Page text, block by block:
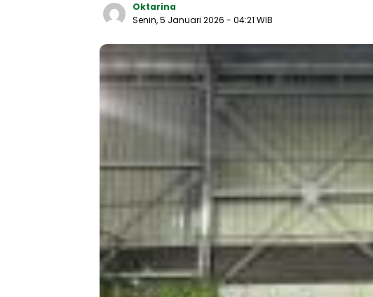
Oktarina
Senin, 5 Januari 2026 - 04:21 WIB